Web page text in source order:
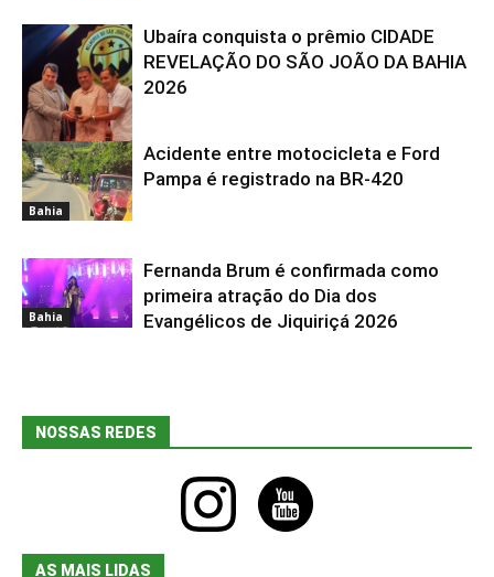
Bahia
Ubaíra conquista o prêmio CIDADE
REVELAÇÃO DO SÃO JOÃO DA BAHIA
2026
Bahia
Acidente entre motocicleta e Ford
Pampa é registrado na BR-420
Bahia
Fernanda Brum é confirmada como
primeira atração do Dia dos
Evangélicos de Jiquiriçá 2026
NOSSAS REDES
instagram youtube
AS MAIS LIDAS